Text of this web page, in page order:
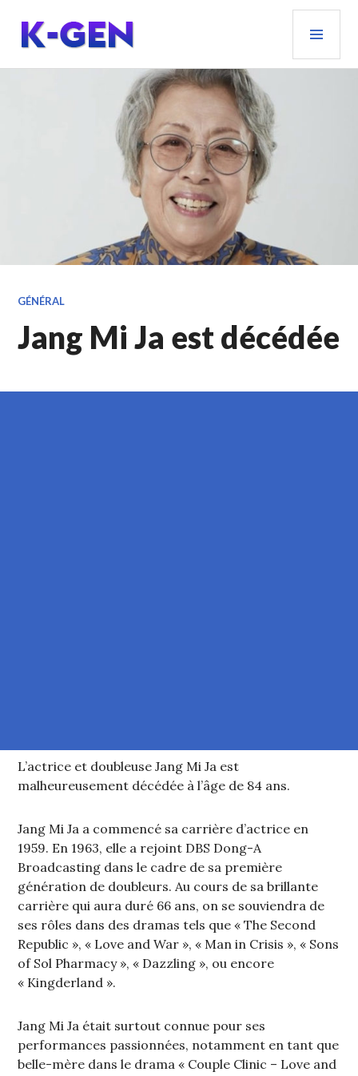
contenu
principal
K-GEN
GÉNÉRAL
Jang Mi Ja est décédée
L’actrice et doubleuse Jang Mi Ja est
malheureusement décédée à l’âge de 84 ans.
Jang Mi Ja a commencé sa carrière d’actrice en
1959. En 1963, elle a rejoint DBS Dong-A
Broadcasting dans le cadre de sa première
génération de doubleurs. Au cours de sa brillante
carrière qui aura duré 66 ans, on se souviendra de
ses rôles dans des dramas tels que « The Second
Republic », « Love and War », « Man in Crisis », « Sons
of Sol Pharmacy », « Dazzling », ou encore
« Kingderland ».
Jang Mi Ja était surtout connue pour ses
performances passionnées, notamment en tant que
belle-mère dans le drama « Couple Clinic – Love and